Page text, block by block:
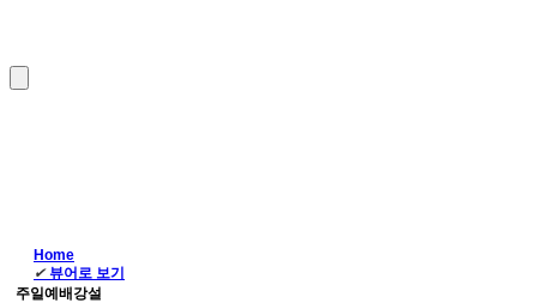
Home
✔ 뷰어로 보기
주일예배강설